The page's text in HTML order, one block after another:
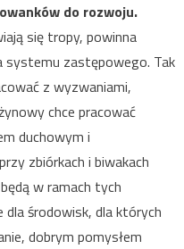
do rozwoju.
się tropy, powinna
systemu zastępowego. Tak
z wyzwaniami,
chce pracować
duchowym i
zbiórkach i biwakach
w ramach tych
dla środowisk, dla których
dobrym pomysłem